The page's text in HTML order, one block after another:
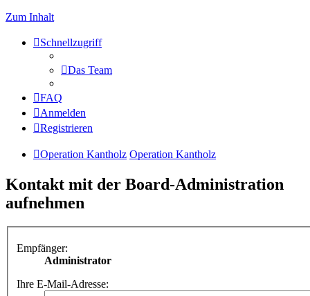
Zum Inhalt
Schnellzugriff
Das Team
FAQ
Anmelden
Registrieren
Operation Kantholz Operation Kantholz
Kontakt mit der Board-Administration
aufnehmen
Empfänger:
Administrator
Ihre E-Mail-Adresse: